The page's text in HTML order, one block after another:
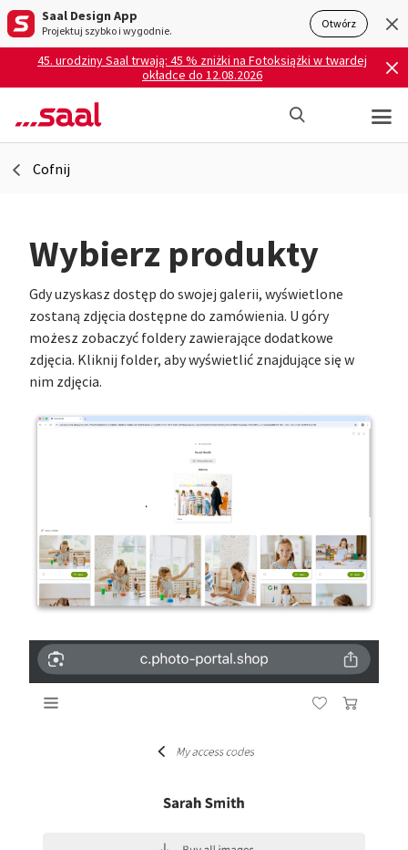
Saal Design App
Projektuj szybko i wygodnie. Otwórz
45. urodziny Saal trwają: 45 % zniżki na Fotoksiążki w twardej
okładce do 12.08.2026
Cofnij
Wybierz produkty
Gdy uzyskasz dostęp do swojej galerii, wyświetlone
zostaną zdjęcia dostępne do zamówienia. U góry
możesz zobaczyć foldery zawierające dodatkowe
zdjęcia. Kliknij folder, aby wyświetlić znajdujące się w
nim zdjęcia.